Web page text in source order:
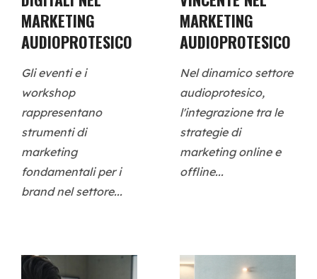
MARKETING
AUDIOPROTESICO
Gli eventi e i
workshop
rappresentano
strumenti di
marketing
fondamentali per i
brand nel settore...
MARKETING
AUDIOPROTESICO
Nel dinamico settore
audioprotesico,
l'integrazione tra le
strategie di
marketing online e
offline...